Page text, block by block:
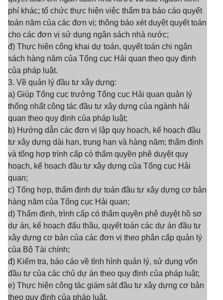
phí khác; tổ chức thực hiện việc thẩm tra báo cáo quyết
toán năm của các đơn vị; thông báo xét duyệt quyết toán
cho các đơn vị sử dụng ngân sách nhà nước;
đ) Thực hiện công khai dự toán, quyết toán chi ngân
sách hàng năm của Tổng cục Hải quan theo quy định
của pháp luật.
3. Về quản lý đầu tư xây dựng:
a) Giúp Tổng cục trưởng Tổng cục Hải quan quản lý
thống nhất công tác đầu tư xây dựng của ngành hải
quan theo quy định của pháp luật;
b) Hướng dẫn các đơn vị lập quy hoạch, kế hoạch đầu
tư xây dựng dài hạn, trung hạn và hàng năm; thẩm định
và tổng hợp trình cấp có thẩm quyền phê duyệt quy
hoạch, kế hoạch đầu tư xây dựng của Tổng cục Hải
quan;
c) Tổng hợp, thẩm định dự toán đầu tư xây dựng cơ bản
hàng năm của Tổng cục Hải quan;
d) Thẩm định, trình cấp có thẩm quyền phê duyệt hồ sơ
dự án, kế hoạch đấu thầu, quyết toán các dự án đầu tư
xây dựng cơ bản của các đơn vị theo phân cấp quản lý
của Bộ Tài chính;
đ) Kiểm tra, báo cáo về tình hình quản lý, sử dụng vốn
đầu tư của các chủ dự án theo quy định của pháp luật;
e) Thực hiện công tác giám sát đầu tư xây dựng cơ bản
theo quy định của pháp luật.